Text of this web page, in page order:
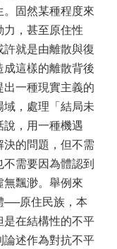
固然某種程度來
，甚至原住性
許就是由離散與復
這樣的離散背後
一種現實主義的
，處理「結局未
，用一種機遇
的問題，但不需
需要因為體認到
飄渺。舉例來
──原住民族，本
在結構性的不平
述作為對抗不平